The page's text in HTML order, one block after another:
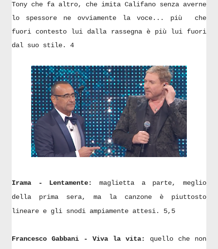
Tony che fa altro, che imita Califano senza averne
lo spessore ne ovviamente la voce... più che
fuori contesto lui dalla rassegna è più lui fuori
dal suo stile. 4
Irama - Lentamente:
maglietta a parte, meglio
della prima sera, ma la canzone è piuttosto
lineare e gli snodi ampiamente attesi. 5,5
Francesco Gabbani - Viva la vita:
quello che non